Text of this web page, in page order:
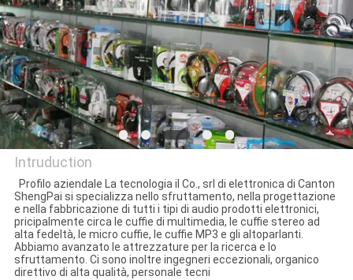
RICHIEDA
UNA
CITAZIONE
MAPPA
DEL
SITO
PRIVACY
POLICY
Shengpai Electronics Co,ltd
Intruduction
Profilo aziendale La tecnologia il Co., srl di elettronica di Canton
ShengPai si specializza nello sfruttamento, nella progettazione
e nella fabbricazione di tutti i tipi di audio prodotti elettronici,
pricipalmente circa le cuffie di multimedia, le cuffie stereo ad
alta fedeltà, le micro cuffie, le cuffie MP3 e gli altoparlanti.
Abbiamo avanzato le attrezzature per la ricerca e lo
sfruttamento. Ci sono inoltre ingegneri eccezionali, organico
direttivo di alta qualità, personale tecni